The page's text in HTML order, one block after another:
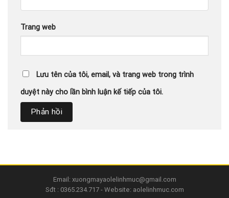
Trang web
Lưu tên của tôi, email, và trang web trong trình
duyệt này cho lần bình luận kế tiếp của tôi.
Email: xuongmayaolelinhmuc@gmail.com
Sđt : 0365.234.717 - Website: aolelinhmuc.com